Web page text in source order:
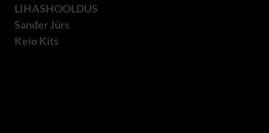
LIHASHOOLDUS
Sander Jürs
Keio Kits